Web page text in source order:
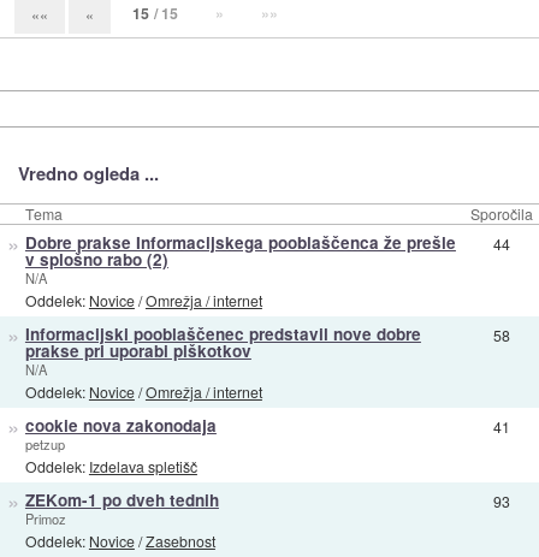
«« « 15 / 15 » »»
Vredno ogleda ...
Tema Sporočila
» Dobre prakse Informacijskega pooblaščenca že prešle
v splošno rabo (2)
N/A
Oddelek: Novice/Omrežja / internet
44
» Informacijski pooblaščenec predstavil nove dobre
prakse pri uporabi piškotkov
N/A
Oddelek: Novice/Omrežja / internet
58
» cookie nova zakonodaja
petzup
Oddelek: Izdelava spletišč
41
» ZEKom-1 po dveh tednih
Primoz
Oddelek: Novice/Zasebnost
93